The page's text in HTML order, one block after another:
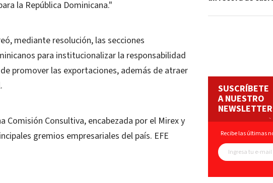
la República Dominicana."
mediante resolución, las secciones
para institucionalizar la responsabilidad
promover las exportaciones, además de atraer
Comisión Consultiva, encabezada por el Mirex y
gremios empresariales del país. EFE
SUSCRÍBETE
A NUESTRO
NEWSLETTER
Recibe las últimas